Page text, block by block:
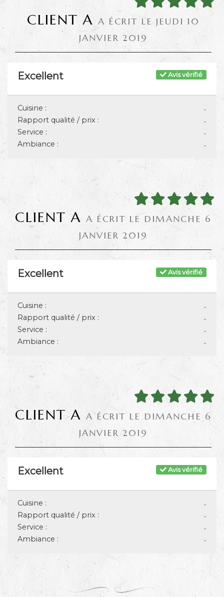
CLIENT A A ÉCRIT LE JEUDI 10
JANVIER 2019
Avis vérifié
Excellent
-
Cuisine :
-
Rapport qualité / prix :
-
Service :
-
Ambiance :
CLIENT A A ÉCRIT LE DIMANCHE 6
JANVIER 2019
Avis vérifié
Excellent
-
Cuisine :
-
Rapport qualité / prix :
-
Service :
-
Ambiance :
CLIENT A A ÉCRIT LE DIMANCHE 6
JANVIER 2019
Avis vérifié
Excellent
-
Cuisine :
-
Rapport qualité / prix :
-
Service :
-
Ambiance :